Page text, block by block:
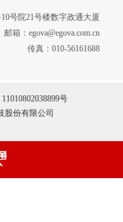
号院21号楼数字政通大厦
邮箱：egova@egova.com.cn
传真：010-56161688
号
股份有限公司